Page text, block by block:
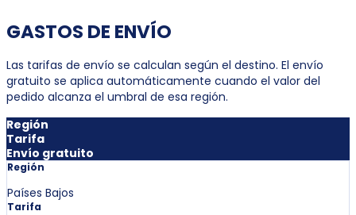
GASTOS DE ENVÍO
Las tarifas de envío se calculan según el destino. El envío
gratuito se aplica automáticamente cuando el valor del
pedido alcanza el umbral de esa región.
Región
Tarifa
Envío gratuito
Región
Países Bajos
Tarifa